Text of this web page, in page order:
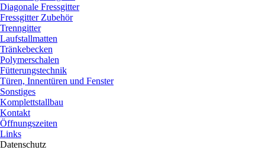
Diagonale Fressgitter
Fressgitter Zubehör
Trenngitter
Laufstallmatten
Tränkebecken
Polymerschalen
Fütterungstechnik
Türen, Innentüren und Fenster
Sonstiges
Komplettstallbau
Kontakt
Öffnungszeiten
Links
Datenschutz